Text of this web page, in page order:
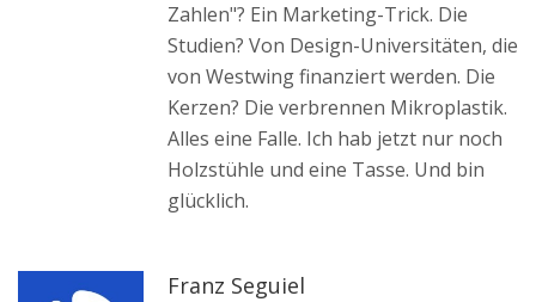
Zahlen"? Ein Marketing-Trick. Die
Studien? Von Design-Universitäten, die
von Westwing finanziert werden. Die
Kerzen? Die verbrennen Mikroplastik.
Alles eine Falle. Ich hab jetzt nur noch
Holzstühle und eine Tasse. Und bin
glücklich.
Franz Seguiel